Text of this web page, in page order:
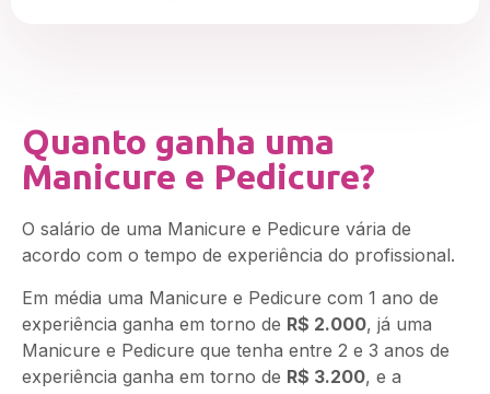
Quanto ganha uma
Manicure e Pedicure?
O salário de uma Manicure e Pedicure vária de
acordo com o tempo de experiência do profissional.
Em média uma Manicure e Pedicure com 1 ano de
experiência ganha em torno de R$ 2.000, já uma
Manicure e Pedicure que tenha entre 2 e 3 anos de
experiência ganha em torno de R$ 3.200, e a